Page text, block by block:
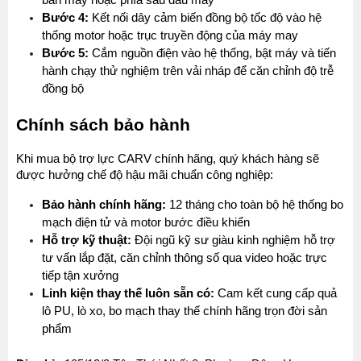
Bước 4: Kết nối dây cảm biến đồng bộ tốc độ vào hệ
thống motor hoặc trục truyền động của máy may
Bước 5: Cắm nguồn điện vào hệ thống, bật máy và tiến
hành chạy thử nghiệm trên vải nháp để căn chỉnh độ trễ
đồng bộ
Chính sách bảo hành
Khi mua bộ trợ lực CARV chính hãng, quý khách hàng sẽ
được hưởng chế độ hậu mãi chuẩn công nghiệp:
Bảo hành chính hãng: 12 tháng cho toàn bộ hệ thống bo
mạch điện tử và motor bước điều khiển
Hỗ trợ kỹ thuật: Đội ngũ kỹ sư giàu kinh nghiệm hỗ trợ
tư vấn lắp đặt, căn chỉnh thông số qua video hoặc trực
tiếp tận xưởng
Linh kiện thay thế luôn sẵn có: Cam kết cung cấp quả
lô PU, lò xo, bo mạch thay thế chính hãng trọn đời sản
phẩm
Máy May Bao Cầm Tay: Chọn Máy Chạy Pin Hay
Chạy Điện Tốt Hơn? So Sánh Chi Tiết 2025
Máy May Bao Cầm Tay Chính Hãng – Giá Rẻ,
Bền, Dễ Sử Dụng (Top 3 Nên Mua)
MÁY MAY BAO CẦM TAY TRỤ ĐỨNG 2 KIM
Đăng nhập để xem giá sỉ
Giá bán lẻ:
MÁY QUẤN DÂY ĐAI TỰ ĐỘNG
Đăng nhập để xem giá sỉ
Giá bán lẻ: